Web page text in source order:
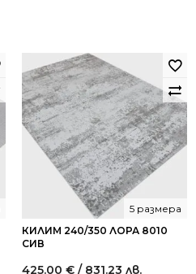
КИЛИМ 240/350 ЛОРА 8010
СИВ
5 размера
425.00 € / 831.23 лв.